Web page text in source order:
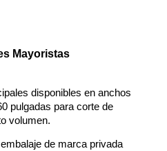
Mayoristas
disponibles en anchos
pulgadas para corte de
volumen.
de marca privada